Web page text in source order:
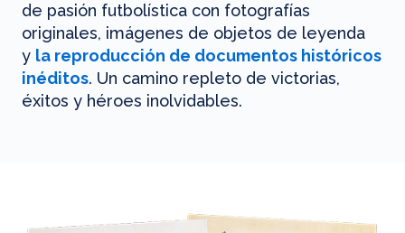
de pasión futbolística con fotografías
originales, imágenes de objetos de leyenda
y la reproducción de documentos históricos
inéditos. Un camino repleto de victorias,
éxitos y héroes inolvidables.